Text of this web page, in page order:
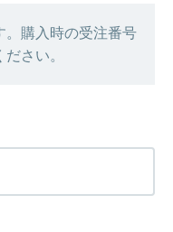
。購入時の受注番号
さい。